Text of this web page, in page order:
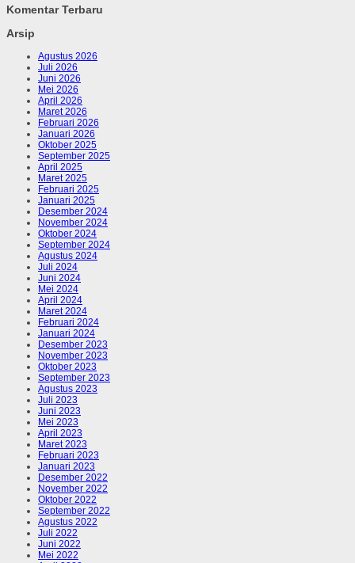
Komentar Terbaru
Arsip
Agustus 2026
Juli 2026
Juni 2026
Mei 2026
April 2026
Maret 2026
Februari 2026
Januari 2026
Oktober 2025
September 2025
April 2025
Maret 2025
Februari 2025
Januari 2025
Desember 2024
November 2024
Oktober 2024
September 2024
Agustus 2024
Juli 2024
Juni 2024
Mei 2024
April 2024
Maret 2024
Februari 2024
Januari 2024
Desember 2023
November 2023
Oktober 2023
September 2023
Agustus 2023
Juli 2023
Juni 2023
Mei 2023
April 2023
Maret 2023
Februari 2023
Januari 2023
Desember 2022
November 2022
Oktober 2022
September 2022
Agustus 2022
Juli 2022
Juni 2022
Mei 2022